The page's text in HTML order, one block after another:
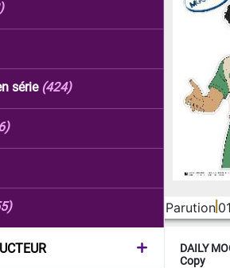
série (424)
Parution
DAILY
Copy